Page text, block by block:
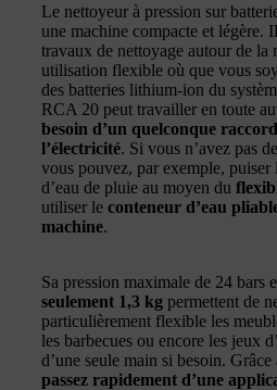
Le nettoyeur à pression sur
une machine compacte et légère.
travaux de nettoyage autour de la
utilisation flexible où que vous
des batteries lithium-ion du
RCA 20 peut travailler en toute
besoin d’un quelconque
l’électricité. Si vous n’avez pas
vous pouvez, par exemple, puiser
d’eau de pluie au moyen du
utiliser le conteneur d’eau
machine.
Sa pression maximale de 24 bars
seulement 1,3 kg permettent de
particulièrement flexible les
les barbecues ou encore les jeux
d’une seule main si besoin.
passez rapidement d’une